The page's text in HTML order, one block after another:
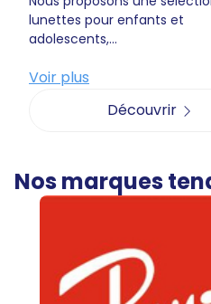
lunettes pour enfants et
adolescents,...
Voir plus
Découvrir
Nos marques